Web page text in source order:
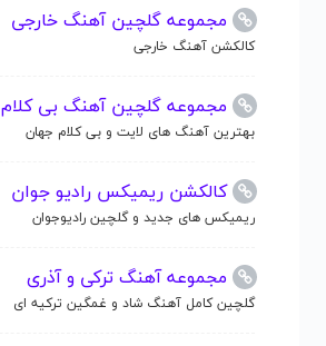
مجموعه گلچین آهنگ خارجی
کالکشن آهنگ خارجی
مجموعه گلچین آهنگ بی کلام
بهترین آهنگ های لایت و بی کلام جهان
کالکشن ریمیکس رادیو جوان
ریمیکس های جدید و گلچین رادیوجوان
مجموعه آهنگ ترکی و آذری
گلچین کامل آهنگ شاد و غمگین ترکیه ای